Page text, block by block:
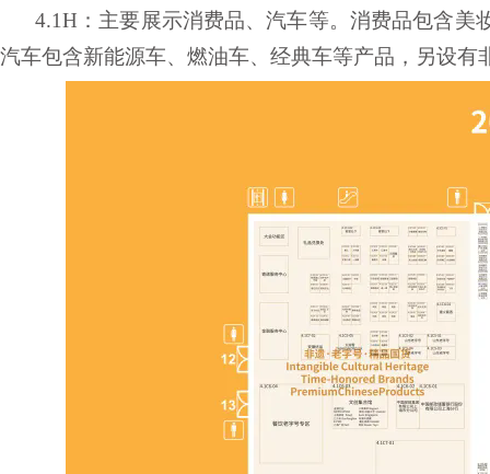
4.1H：主要展示消费品、汽车等。消费品包含
汽车包含新能源车、燃油车、经典车等产品，另设有